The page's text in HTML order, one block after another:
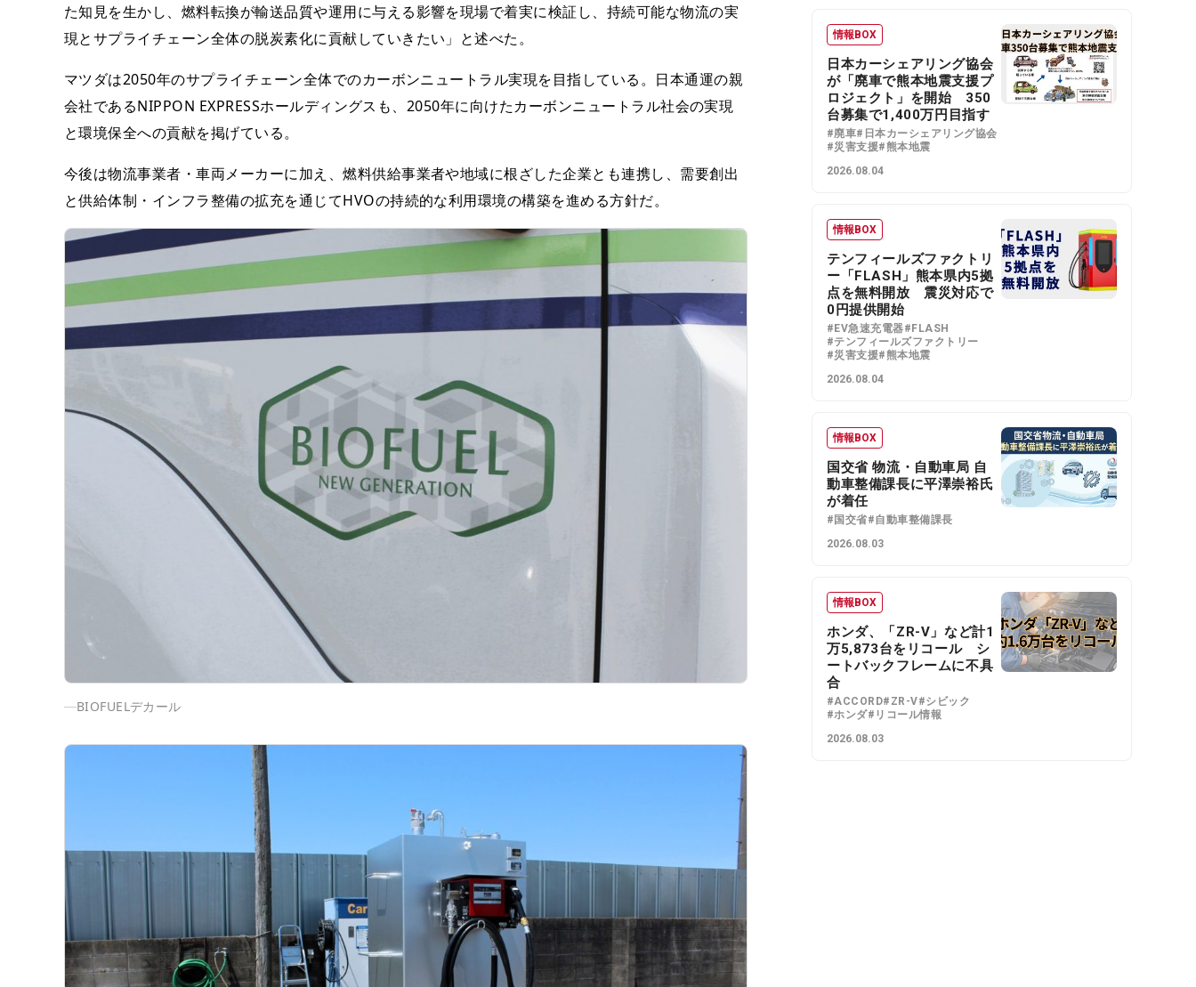
た知見を生かし、燃料転換が輸送品質や運用に与える影響を現場で着実に検証し、持続可能な物流の実
現とサプライチェーン全体の脱炭素化に貢献していきたい」と述べた。
マツダは2050年のサプライチェーン全体でのカーボンニュートラル実現を目指している。日本通運の親
会社であるNIPPON EXPRESSホールディングスも、2050年に向けたカーボンニュートラル社会の実現
と環境保全への貢献を掲げている。
今後は物流事業者・車両メーカーに加え、燃料供給事業者や地域に根ざした企業とも連携し、需要創出
と供給体制・インフラ整備の拡充を通じてHVOの持続的な利用環境の構築を進める方針だ。
BIOFUELデカール
情報BOX
日本カーシェアリング協会
が「廃車で熊本地震支援プ
ロジェクト」を開始 350
台募集で1,400万円目指す
#廃車#日本カーシェアリング協会
#災害支援#熊本地震
2026.08.04
情報BOX
テンフィールズファクトリ
ー「FLASH」熊本県内5拠
点を無料開放 震災対応で
0円提供開始
#EV急速充電器#FLASH
#テンフィールズファクトリー
#災害支援#熊本地震
2026.08.04
情報BOX
国交省 物流・自動車局 自
動車整備課長に平澤崇裕氏
が着任
#国交省#自動車整備課長
2026.08.03
情報BOX
ホンダ、「ZR-V」など計1
万5,873台をリコール シ
ートバックフレームに不具
合
#ACCORD#ZR-V#シビック
#ホンダ#リコール情報
2026.08.03